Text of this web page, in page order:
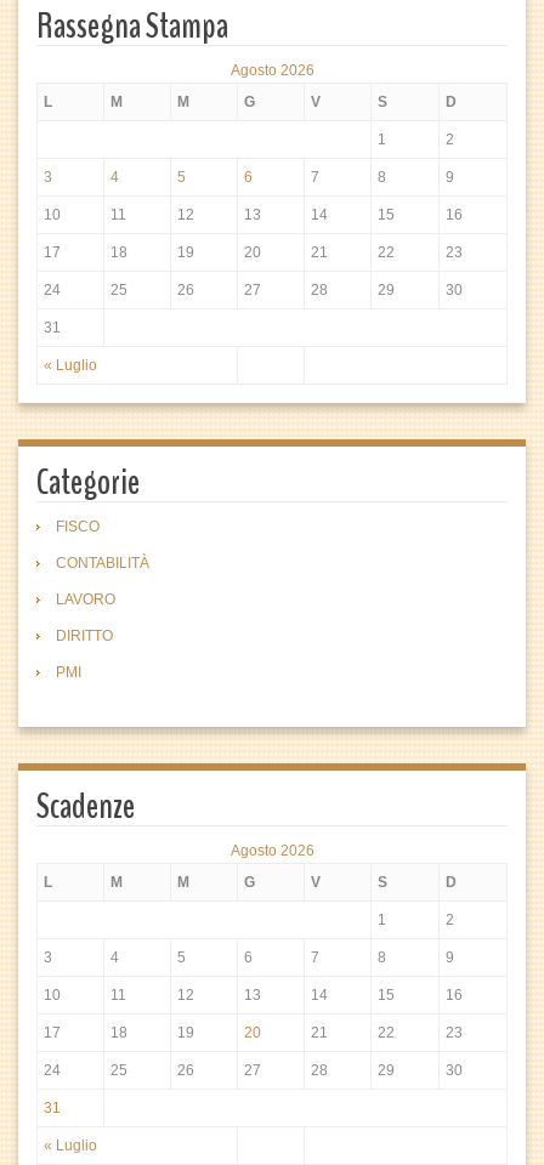
Rassegna Stampa
Agosto 2026
L
M M G V S D
« Luglio
1 2
3 4 5 6 7 8 9
10 11 12 13 14 15 16
17 18 19 20 21 22 23
24 25 26 27 28 29 30
31
Categorie
FISCO
CONTABILITÀ
LAVORO
DIRITTO
PMI
Scadenze
Agosto 2026
L
M M G V S D
« Luglio
1 2
3 4 5 6 7 8 9
10 11 12 13 14 15 16
17 18 19 20 21 22 23
24 25 26 27 28 29 30
31